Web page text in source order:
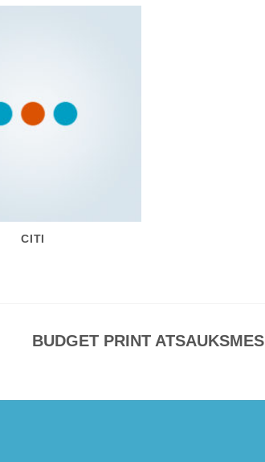
CITI
BUDGET PRINT ATSAUKSMES